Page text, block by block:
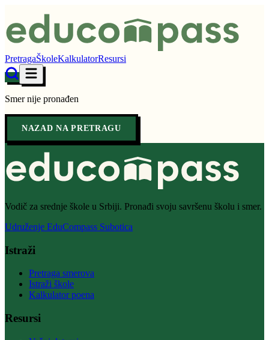
PretragaŠkoleKalkulatorResursi
Smer nije pronađen
NAZAD NA PRETRAGU
Vodič za srednje škole u Srbiji. Pronađi svoju savršenu školu i smer.
Udruženje EduCompass Subotica
Istraži
Pretraga smerova
Istraži škole
Kalkulator poena
Resursi